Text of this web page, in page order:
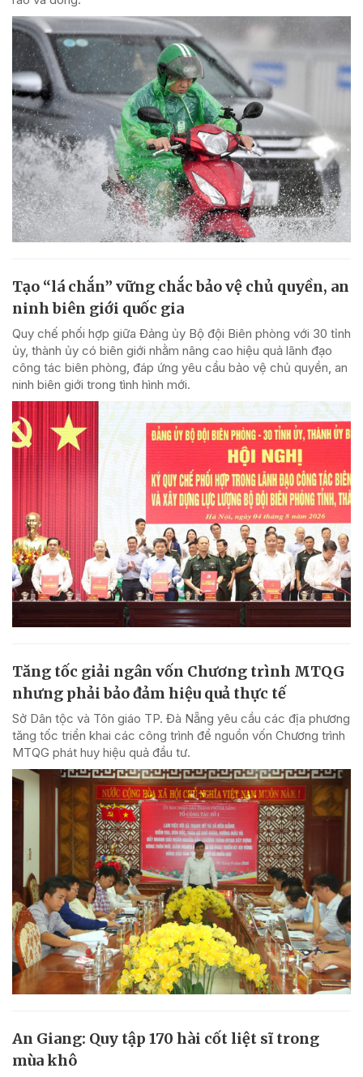
Tạo “lá chắn” vững chắc bảo vệ chủ quyền, an
ninh biên giới quốc gia
Quy chế phối hợp giữa Đảng ủy Bộ đội Biên phòng với 30 tỉnh
ủy, thành ủy có biên giới nhằm nâng cao hiệu quả lãnh đạo
công tác biên phòng, đáp ứng yêu cầu bảo vệ chủ quyền, an
ninh biên giới trong tình hình mới.
Tăng tốc giải ngân vốn Chương trình MTQG
nhưng phải bảo đảm hiệu quả thực tế
Sở Dân tộc và Tôn giáo TP. Đà Nẵng yêu cầu các địa phương
tăng tốc triển khai các công trình để nguồn vốn Chương trình
MTQG phát huy hiệu quả đầu tư.
An Giang: Quy tập 170 hài cốt liệt sĩ trong
mùa khô